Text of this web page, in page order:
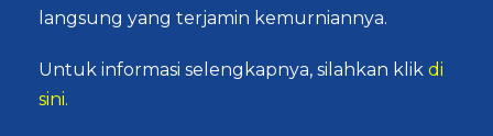
langsung yang terjamin kemurniannya.
Untuk informasi selengkapnya, silahkan klik di
sini.